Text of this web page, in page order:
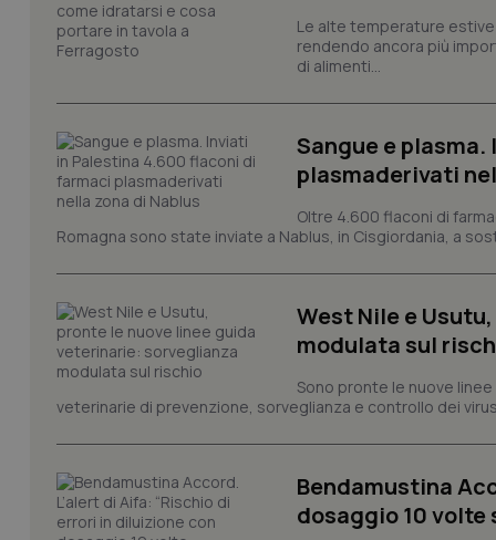
Le alte temperature
rendendo ancora più
di alimenti...
Sangue e
plasmaderivati
Oltre 4.600 flaconi di
Romagna sono state inviate a Nablus, in Cisgiordania, a
West Nile e
modulata sul
Sono pronte le nuove
veterinarie di prevenzione, sorveglianza e controllo dei
Bendamustina
dosaggio 10 volte
_ga
PHPSESSID
_ga_KM60CM4NPH
_ga_0VMQEQKQ1N
Nome